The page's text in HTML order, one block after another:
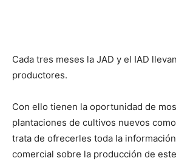
Cada tres meses la JAD y el IAD
productores.
Con ello tienen la oportunidad de
plantaciones de cultivos nuevos
trata de ofrecerles toda la
comercial sobre la producción de